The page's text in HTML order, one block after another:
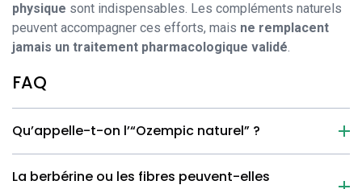
physique sont indispensables. Les compléments naturels
peuvent accompagner ces efforts, mais ne remplacent
jamais un traitement pharmacologique validé.
FAQ
Qu’appelle-t-on l’“Ozempic naturel” ?
La berbérine ou les fibres peuvent-elles